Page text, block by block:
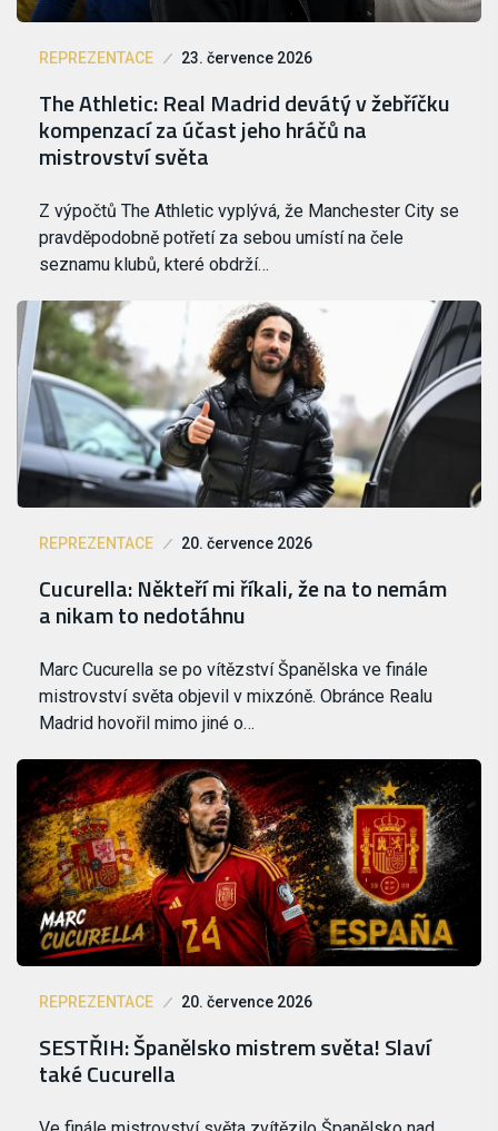
REPREZENTACE 23. července 2026
The Athletic: Real Madrid devátý v žebříčku
kompenzací za účast jeho hráčů na
mistrovství světa
Z výpočtů The Athletic vyplývá, že Manchester City se
pravděpodobně potřetí za sebou umístí na čele
seznamu klubů, které obdrží…
REPREZENTACE 20. července 2026
Cucurella: Někteří mi říkali, že na to nemám
a nikam to nedotáhnu
Marc Cucurella se po vítězství Španělska ve finále
mistrovství světa objevil v mixzóně. Obránce Realu
Madrid hovořil mimo jiné o…
REPREZENTACE 20. července 2026
SESTŘIH: Španělsko mistrem světa! Slaví
také Cucurella